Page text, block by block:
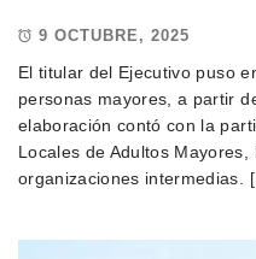
9 OCTUBRE, 2025
El titular del Ejecutivo puso
personas mayores, a partir
elaboración contó con la
Locales de Adultos
organizaciones intermedias.